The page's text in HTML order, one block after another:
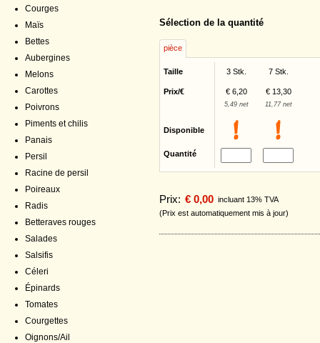
Courges
Maïs
Bettes
Aubergines
Melons
Carottes
Poivrons
Piments et chilis
Panais
Persil
Racine de persil
Poireaux
Radis
Betteraves rouges
Salades
Salsifis
Céleri
Épinards
Tomates
Courgettes
Oignons/Ail
Sélection de la quantité
pièce
Taille 3 Stk. 7 Stk.
Prix/€ € 6,20 € 13,30
5,49 net 11,77 net
Disponible
Quantité
Prix: € 0,00 incluant 13% TVA
(Prix est automatiquement mis à jour)